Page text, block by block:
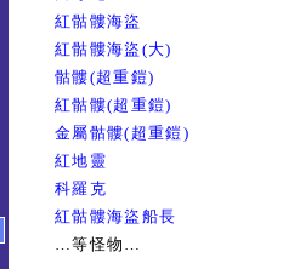
紅骷髏海盜
紅骷髏海盜(大)
骷髏(超重鎧)
紅骷髏(超重鎧)
金屬骷髏(超重鎧)
紅地靈
科羅克
紅骷髏海盜船長
…等怪物…